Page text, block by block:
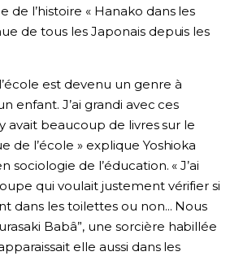
de l’histoire « Hanako dans les
de tous les Japonais depuis les
est devenu un genre à
enfant. J’ai grandi avec ces
avait beaucoup de livres sur le
de l’école » explique Yoshioka
sociologie de l’éducation. « J’ai
qui voulait justement vérifier si
dans les toilettes ou non... Nous
Babâ”, une sorcière habillée
elle aussi dans les